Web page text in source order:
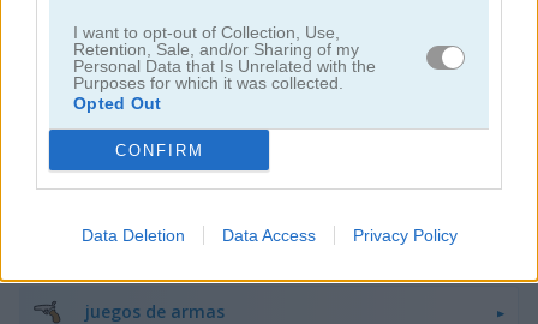
I want to opt-out of Collection, Use,
Retention, Sale, and/or Sharing of my
Personal Data that Is Unrelated with the
Purposes for which it was collected.
Opted Out
CONFIRM
Data Deletion Data Access Privacy Policy
juegos de vaqueros
fáciles
juegos de peleas
juegos de armas